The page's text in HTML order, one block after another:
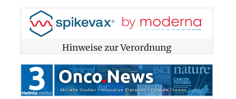
Hinweise zur Verordnung